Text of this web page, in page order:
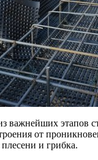
важнейших этапов
от
и грибка.